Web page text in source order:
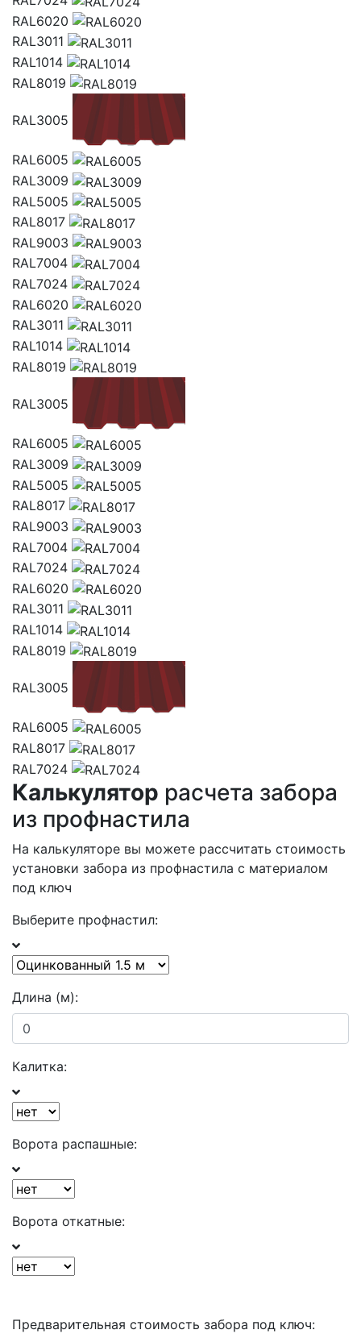
RAL6020
RAL3011
RAL1014
RAL8019
RAL3005
RAL6005
RAL3009
RAL5005
RAL8017
RAL9003
RAL7004
RAL7024
RAL6020
RAL3011
RAL1014
RAL8019
RAL3005
RAL6005
RAL3009
RAL5005
RAL8017
RAL9003
RAL7004
RAL7024
RAL6020
RAL3011
RAL1014
RAL8019
RAL3005
RAL6005
RAL8017
RAL7024
Калькулятор расчета забора
из профнастила
На калькуляторе вы можете рассчитать стоимость
установки забора из профнастила с материалом
под ключ
Выберите профнастил:
Длина (м):
Калитка:
Ворота распашные:
Ворота откатные:
Предварительная стоимость забора под ключ: